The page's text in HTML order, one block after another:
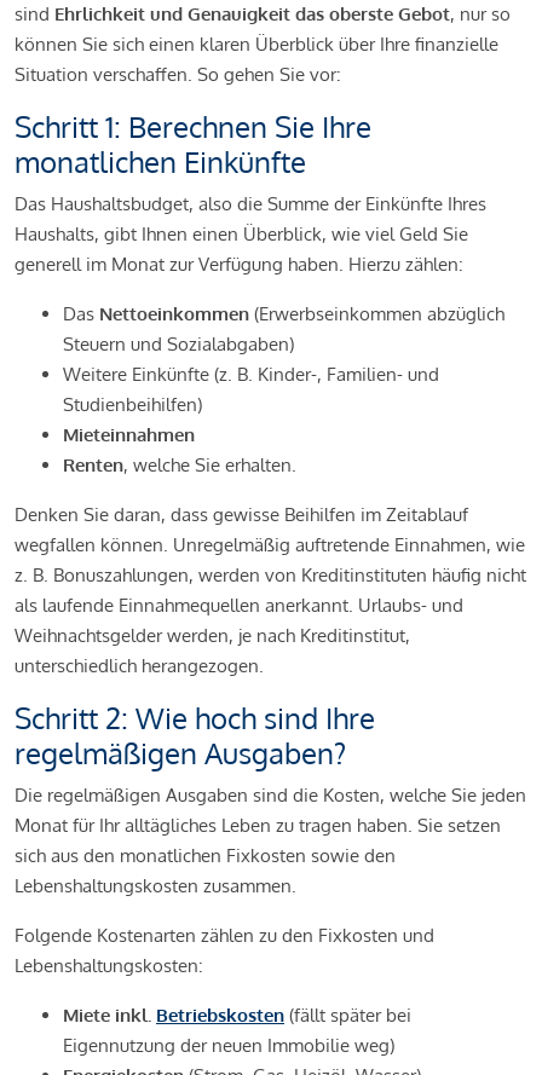
sind Ehrlichkeit und Genauigkeit das oberste Gebot, nur so
können Sie sich einen klaren Überblick über Ihre finanzielle
Situation verschaffen. So gehen Sie vor:
Schritt 1: Berechnen Sie Ihre
monatlichen Einkünfte
Das Haushaltsbudget, also die Summe der Einkünfte Ihres
Haushalts, gibt Ihnen einen Überblick, wie viel Geld Sie
generell im Monat zur Verfügung haben. Hierzu zählen:
Das Nettoeinkommen (Erwerbseinkommen abzüglich
Steuern und Sozialabgaben)
Weitere Einkünfte (z. B. Kinder-, Familien- und
Studienbeihilfen)
Mieteinnahmen
Renten, welche Sie erhalten.
Denken Sie daran, dass gewisse Beihilfen im Zeitablauf
wegfallen können. Unregelmäßig auftretende Einnahmen, wie
z. B. Bonuszahlungen, werden von Kreditinstituten häufig nicht
als laufende Einnahmequellen anerkannt. Urlaubs- und
Weihnachtsgelder werden, je nach Kreditinstitut,
unterschiedlich herangezogen.
Schritt 2: Wie hoch sind Ihre
regelmäßigen Ausgaben?
Die regelmäßigen Ausgaben sind die Kosten, welche Sie jeden
Monat für Ihr alltägliches Leben zu tragen haben. Sie setzen
sich aus den monatlichen Fixkosten sowie den
Lebenshaltungskosten zusammen.
Folgende Kostenarten zählen zu den Fixkosten und
Lebenshaltungskosten:
Miete inkl. Betriebskosten (fällt später bei
Eigennutzung der neuen Immobilie weg)